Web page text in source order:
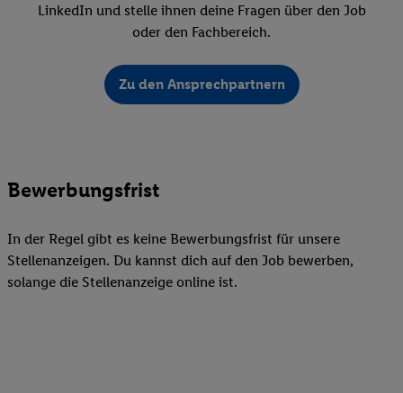
LinkedIn und stelle ihnen deine Fragen über den Job
oder den Fachbereich.
Zu den Ansprechpartnern
Bewerbungsfrist
In der Regel gibt es keine Bewerbungsfrist für unsere
Stellenanzeigen. Du kannst dich auf den Job bewerben,
solange die Stellenanzeige online ist.